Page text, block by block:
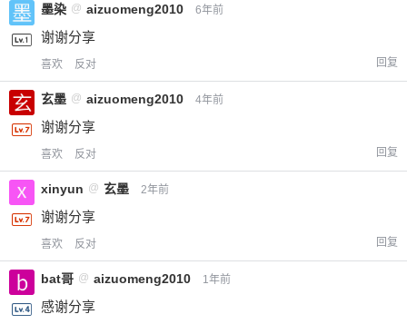
墨染 @ aizuomeng2010 6年前
谢谢分享
喜欢 反对 回复
玄墨 @ aizuomeng2010 4年前
谢谢分享
喜欢 反对 回复
xinyun @ 玄墨 2年前
谢谢分享
喜欢 反对 回复
bat哥 @ aizuomeng2010 1年前
感谢分享